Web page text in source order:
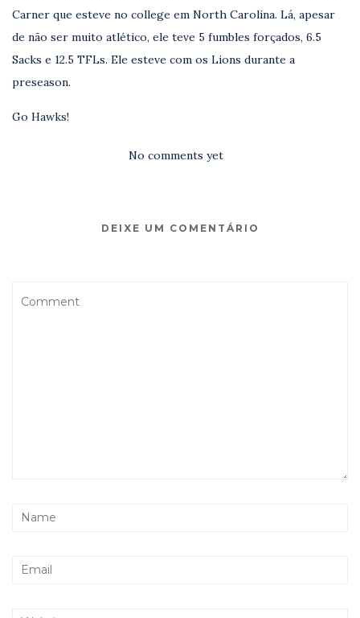
Carner que esteve no college em North Carolina. Lá, apesar
de não ser muito atlético, ele teve 5 fumbles forçados, 6.5
Sacks e 12.5 TFLs. Ele esteve com os Lions durante a
preseason.
Go Hawks!
No comments yet
DEIXE UM COMENTÁRIO